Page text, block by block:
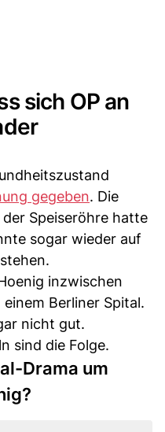
sich OP an
gegeben. Die
Speiseröhre hatte
sogar wieder auf
inzwischen
einem Berliner Spital.
nicht gut.
sind die Folge.
Drama um